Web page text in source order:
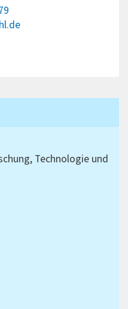
Technologie und